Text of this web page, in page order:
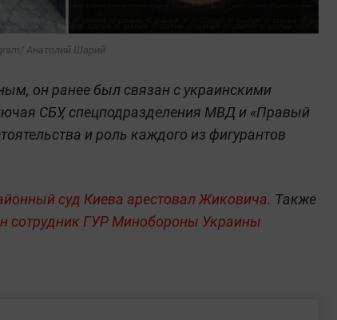
Анатолий Шарий
он ранее был связан с украинскими
СБУ, спецподразделения МВД и «Правый
и роль каждого из фигурантов
суд Киева арестовал Жиковича. Также
сотрудник ГУР Минобороны Украины